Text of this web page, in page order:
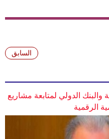
أخبار
السابق
والبنك الدولي لمتابعة مشاريع